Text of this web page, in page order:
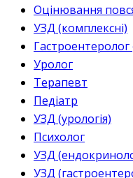
Оцінювання
УЗД (комплексні)
Уролог
Терапевт
Педіатр
УЗД (урологія)
Психолог
УЗД
УЗД